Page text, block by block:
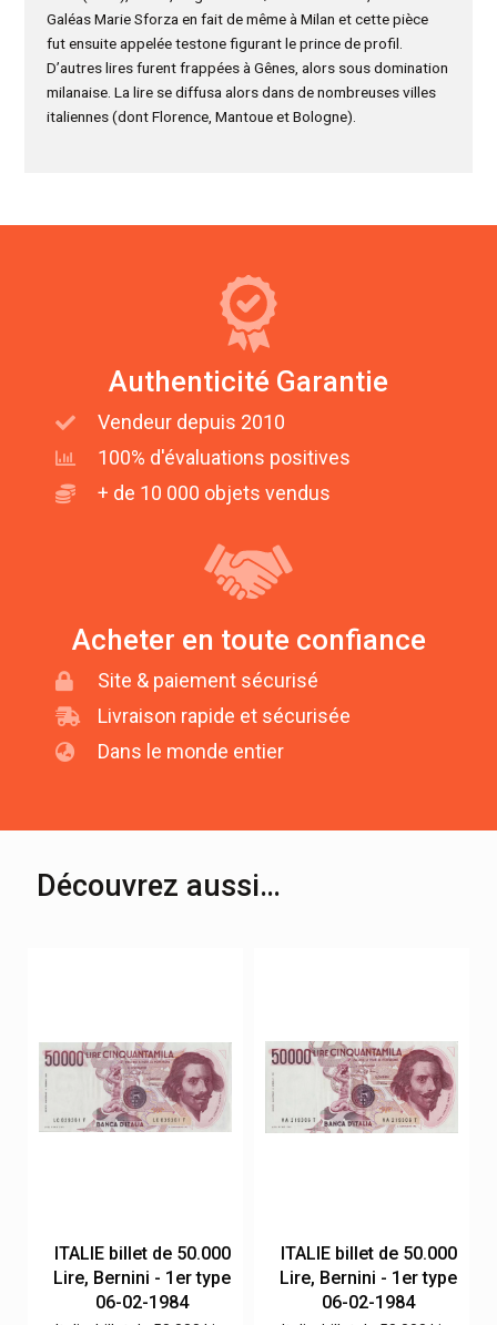
Galéas Marie Sforza en fait de même à Milan et cette pièce
fut ensuite appelée testone figurant le prince de profil.
D’autres lires furent frappées à Gênes, alors sous domination
milanaise. La lire se diffusa alors dans de nombreuses villes
italiennes (dont Florence, Mantoue et Bologne).
Authenticité Garantie
Vendeur depuis 2010
100% d'évaluations positives
+ de 10 000 objets vendus
Acheter en toute confiance
Site & paiement sécurisé
Livraison rapide et sécurisée
Dans le monde entier
Découvrez aussi…
ITALIE billet de 50.000
Lire, Bernini - 1er type
06-02-1984
ITALIE billet de 50.000
Lire, Bernini - 1er type
06-02-1984